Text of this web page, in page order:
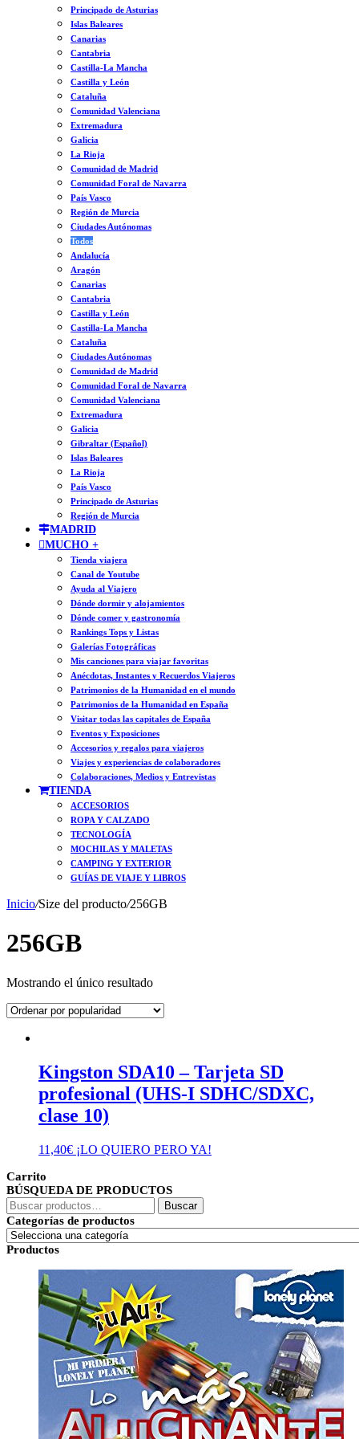
Principado de Asturias
Islas Baleares
Canarias
Cantabria
Castilla-La Mancha
Castilla y León
Cataluña
Comunidad Valenciana
Extremadura
Galicia
La Rioja
Comunidad de Madrid
Comunidad Foral de Navarra
País Vasco
Región de Murcia
Ciudades Autónomas
Todos
Andalucía
Aragón
Canarias
Cantabria
Castilla y León
Castilla-La Mancha
Cataluña
Ciudades Autónomas
Comunidad de Madrid
Comunidad Foral de Navarra
Comunidad Valenciana
Extremadura
Galicia
Gibraltar (Español)
Islas Baleares
La Rioja
País Vasco
Principado de Asturias
Región de Murcia
MADRID
MUCHO +
Tienda viajera
Canal de Youtube
Ayuda al Viajero
Dónde dormir y alojamientos
Dónde comer y gastronomía
Rankings Tops y Listas
Galerías Fotográficas
Mis canciones para viajar favoritas
Anécdotas, Instantes y Recuerdos Viajeros
Patrimonios de la Humanidad en el mundo
Patrimonios de la Humanidad en España
Visitar todas las capitales de España
Eventos y Exposiciones
Accesorios y regalos para viajeros
Viajes y experiencias de colaboradores
Colaboraciones, Medios y Entrevistas
TIENDA
ACCESORIOS
ROPA Y CALZADO
TECNOLOGÍA
MOCHILAS Y MALETAS
CAMPING Y EXTERIOR
GUÍAS DE VIAJE Y LIBROS
Inicio/Size del producto/256GB
256GB
Mostrando el único resultado
Kingston SDA10 – Tarjeta SD
profesional (UHS-I SDHC/SDXC,
clase 10)
11,40€ ¡LO QUIERO PERO YA!
Carrito
BÚSQUEDA DE PRODUCTOS
Buscar
por:
Buscar
Categorías de productos
Productos